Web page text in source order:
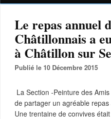
Le repas annuel
Châtillonnais a
à Châtillon sur
Publié le 10 Décembre 2015
La Section -Peinture des
de partager un agréable
Une trentaine de convives